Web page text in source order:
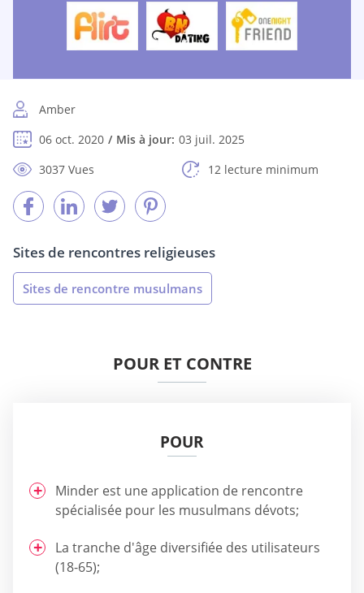
Amber
06 oct. 2020
Mis à jour: 03 juil. 2025
3037 Vues
12 lecture minimum
Sites de rencontres religieuses
Sites de rencontre musulmans
POUR ET CONTRE
POUR
Minder est une application de rencontre
spécialisée pour les musulmans dévots;
La tranche d'âge diversifiée des utilisateurs
(18-65);